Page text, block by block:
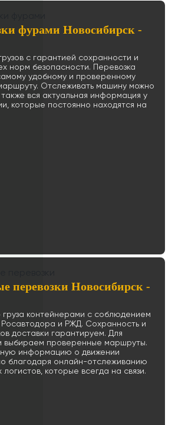
фурами Новосибирск -
с гарантией сохранности и
норм безопасности. Перевозка
удобному и проверенному
Отслеживать машину можно
вся актуальная информация у
которые постоянно находятся на
перевозки Новосибирск -
контейнерами с соблюдением
Росавтодора и РЖД. Сохранность и
доставки гарантируем. Для
выбираем проверенные маршруты.
информацию о движении
благодаря онлайн-отслеживанию
логистов, которые всегда на связи.